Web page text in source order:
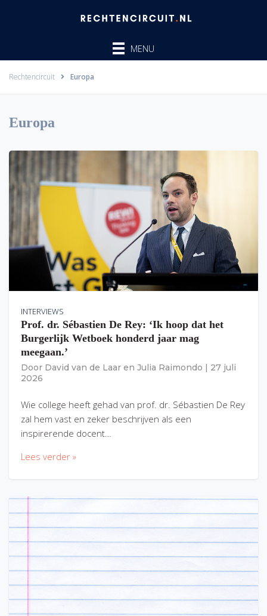
MENU
Rechtencircuit Europa
Europa
INTERVIEWS
Prof. dr. Sébastien De Rey: ‘Ik hoop dat het
Burgerlijk Wetboek honderd jaar mag
meegaan.’
Door David van de Laar en Julia Raimondo
27 juli
2026
Wie college heeft gehad van prof. dr. Sébastien De Rey
zal hem vast en zeker beschrijven als een
inspirerende docent…
Lees verder »